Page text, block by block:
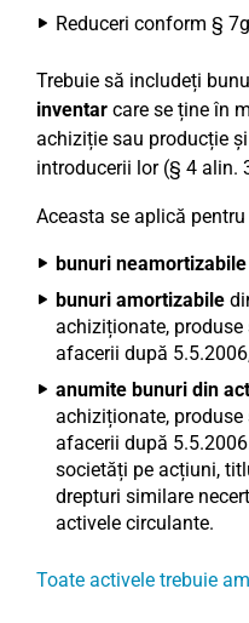
Reduceri conform §
Trebuie să includeți
inventar care se ține în
achiziție sau producție
introducerii lor (§ 4 alin.
Aceasta se aplică pentru
bunuri neamortizabile
bunuri amortizabile
achiziționate,
afacerii după
anumite bunuri din
achiziționate,
afacerii după
societăți pe acțiuni,
drepturi similare
activele circulante.
Toate activele trebuie